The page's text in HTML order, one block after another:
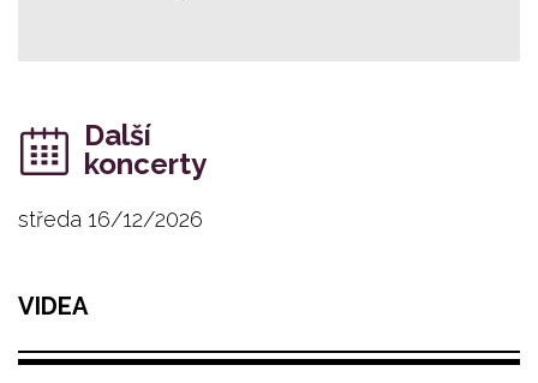
Další
koncerty
středa 16/12/2026
VIDEA